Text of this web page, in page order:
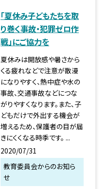
「夏休み子どもたちを取
り巻く事故・犯罪ゼロ作
戦」にご協力を
夏休みは開放感や暑さから
くる疲れなどで注意が散漫
になりやすく、熱中症や水の
事故、交通事故などにつな
がりやすくなります。また、子
どもだけで外出する機会が
増えるため、保護者の目が届
きにくくなる時季です。 ...
2020/07/31
教育委員会からのお知ら
せ